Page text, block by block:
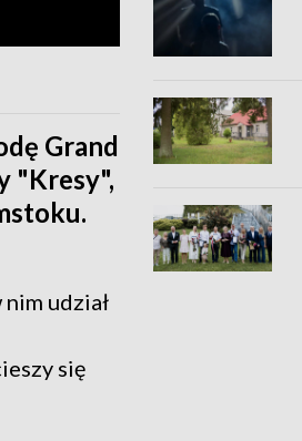
Grand
"Kresy",
udział
się